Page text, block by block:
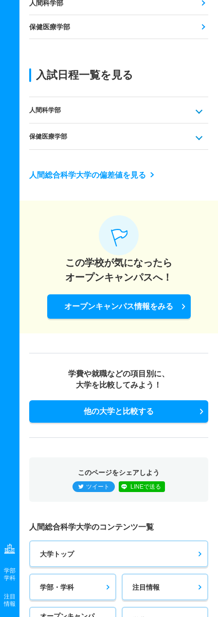
学部
学科
注目
情報
人間科学部
保健医療学部
入試日程一覧を見る
人間科学部
保健医療学部
人間総合科学大学の偏差値を見る
この学校が気になったら
オープンキャンパスへ！
オープンキャンパス情報をみる
学費や就職などの項目別に、
大学を比較してみよう！
他の大学と比較する
このページをシェアしよう
ツイート LINEで送る
人間総合科学大学のコンテンツ一覧
大学トップ
学部・学科 注目情報